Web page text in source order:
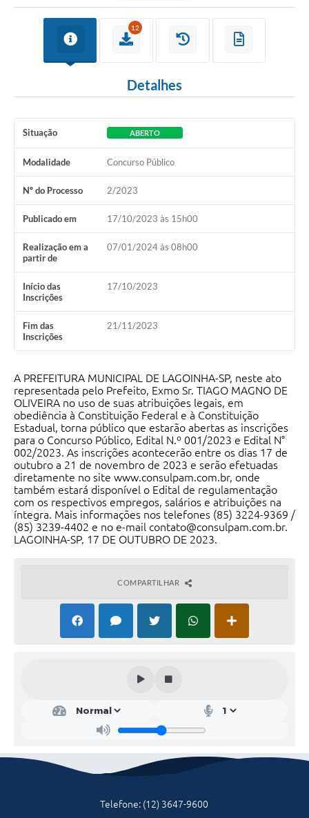
Contato
Formulário elaboração LDO
FISCAL
Portal da Transparência
A Nossa Cidade
Galeria de Fotos
Audiências Públicas
Arquivos para Download
Carta de Serviços
Projetos
Contas Públicas
Legislação
Editais
Links
Serviços Online
12
Detalhes
Situação ABERTO
Modalidade Concurso Público
Nº do Processo 2/2023
Publicado em 17/10/2023 às 15h00
Realização em a
partir de
07/01/2024 às 08h00
Início das
Inscrições
17/10/2023
Fim das
Inscrições
21/11/2023
A PREFEITURA MUNICIPAL DE LAGOINHA-SP, neste ato
representada pelo Prefeito, Exmo Sr. TIAGO MAGNO DE
OLIVEIRA no uso de suas atribuições legais, em
obediência à Constituição Federal e à Constituição
Estadual, torna público que estarão abertas as inscrições
para o Concurso Público, Edital N.º 001/2023 e Edital N°
002/2023. As inscrições acontecerão entre os dias 17 de
outubro a 21 de novembro de 2023 e serão efetuadas
diretamente no site www.consulpam.com.br, onde
também estará disponível o Edital de regulamentação
com os respectivos empregos, salários e atribuições na
íntegra. Mais informações nos telefones (85) 3224-9369 /
(85) 3239-4402 e no e-mail contato@consulpam.com.br.
LAGOINHA-SP, 17 DE OUTUBRO DE 2023.
COMPARTILHAR
Telefone: (12) 3647-9600